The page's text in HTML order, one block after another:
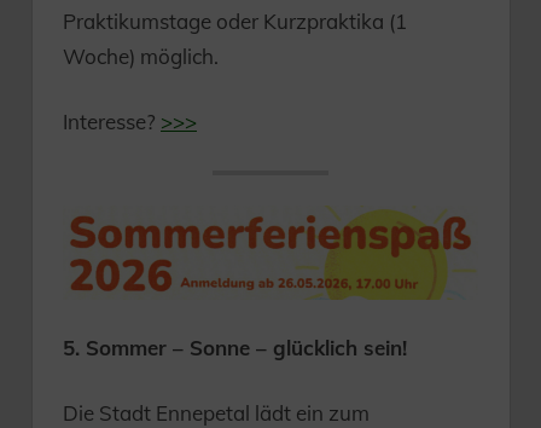
Praktikumstage oder Kurzpraktika (1
Woche) möglich.
Interesse? >>>
5. Sommer – Sonne – glücklich sein!
Die Stadt Ennepetal lädt ein zum